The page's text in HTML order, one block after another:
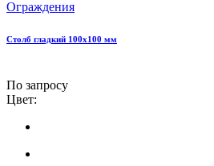
Ограждения
Столб гладкий 100х100 мм
По запросу
Цвет: